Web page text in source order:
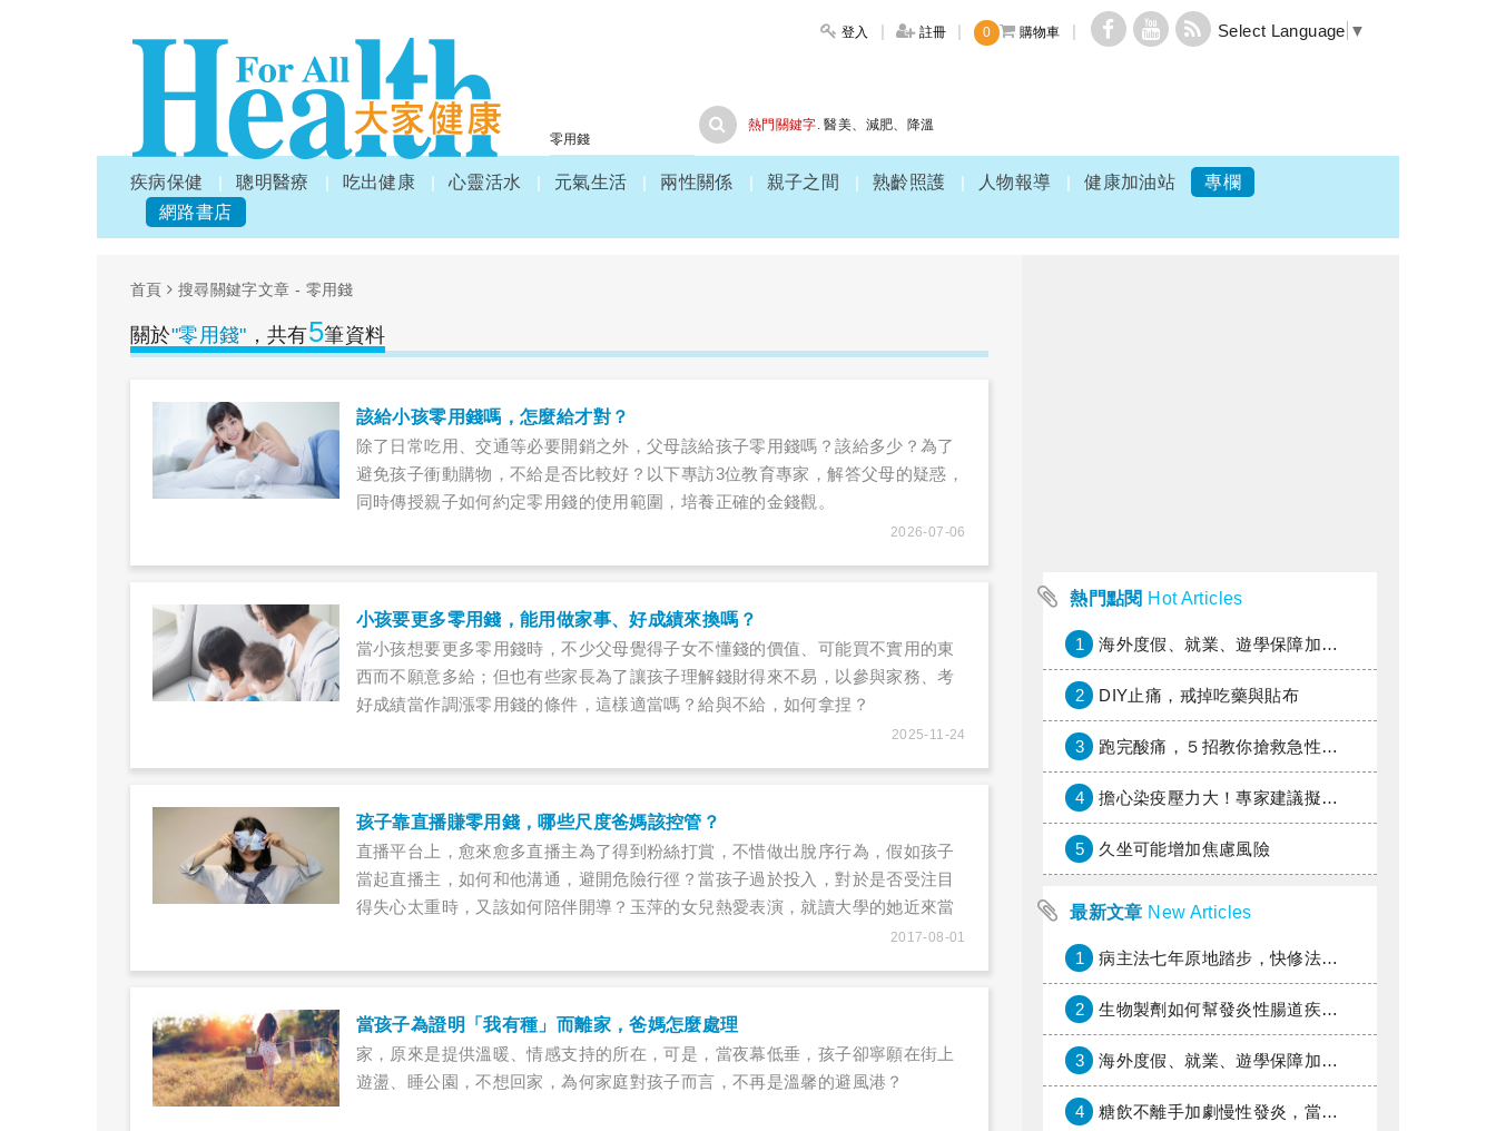
登入 註冊 0 購物車 Select Language ▼
熱門關鍵字. 醫美、 減肥、 降溫
疾病保健 聰明醫療 吃出健康 心靈活水 元氣生活 兩性關係 親子之間 熟齡照護 人物報導 健康加油站
專欄
網路書店
首頁 搜尋關鍵字文章 - 零用錢
關於"零用錢" ，共有5筆資料
該給小孩零用錢嗎，怎麼給才對？
除了日常吃用、交通等必要開銷之外，父母該給孩子零用錢嗎？該給多少？為了
避免孩子衝動購物，不給是否比較好？以下專訪3位教育專家，解答父母的疑惑，
同時傳授親子如何約定零用錢的使用範圍，培養正確的金錢觀。
2026-07-06
小孩要更多零用錢，能用做家事、好成績來換嗎？
當小孩想要更多零用錢時，不少父母覺得子女不懂錢的價值、可能買不實用的東
西而不願意多給；但也有些家長為了讓孩子理解錢財得來不易，以參與家務、考
好成績當作調漲零用錢的條件，這樣適當嗎？給與不給，如何拿捏？
2025-11-24
孩子靠直播賺零用錢，哪些尺度爸媽該控管？
直播平台上，愈來愈多直播主為了得到粉絲打賞，不惜做出脫序行為，假如孩子
當起直播主，如何和他溝通，避開危險行徑？當孩子過於投入，對於是否受注目
得失心太重時，又該如何陪伴開導？玉萍的女兒熱愛表演，就讀大學的她近來當
起實況直播主，每天都在直播平台上唱歌，並分享生活點滴。一開始，玉萍不覺
希望孩子不要脫序呢？
2017-08-01
當孩子為證明「我有種」而離家，爸媽怎麼處理
家，原來是提供溫暖、情感支持的所在，可是，當夜幕低垂，孩子卻寧願在街上
遊盪、睡公園，不想回家，為何家庭對孩子而言，不再是溫馨的避風港？
熱門點閱 Hot Articles
1 海外度假、就業、遊學保障加倍，富邦產險「一期逐夢」專案加碼遠距醫療與緊急救援
2 DIY止痛，戒掉吃藥與貼布
3 跑完酸痛，５招教你搶救急性疼痛
4 擔心染疫壓力大！專家建議擬定應變計畫 減少無效焦慮
5 久坐可能增加焦慮風險
最新文章 New Articles
1 病主法七年原地踏步，快修法讓病人自主決定善終
2 生物製劑如何幫發炎性腸道疾病患者抗潰瘍？治療進展與健保給付困境一次看
3 海外度假、就業、遊學保障加倍，富邦產險「一期逐夢」專案加碼遠距醫療與緊急救援
4 糖飲不離手加劇慢性發炎，當心老化與慢性病提早報到